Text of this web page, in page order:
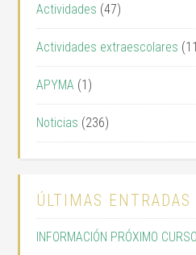
Actividades (47)
Actividades extraescolares
APYMA (1)
Noticias (236)
ÚLTIMAS ENTRADAS
INFORMACIÓN PRÓXIMO CURSO